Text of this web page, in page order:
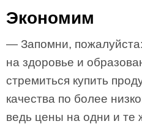
Экономим
— Запомни,
на здоровье и
стремиться купить
качества по более
ведь цены на одни и те